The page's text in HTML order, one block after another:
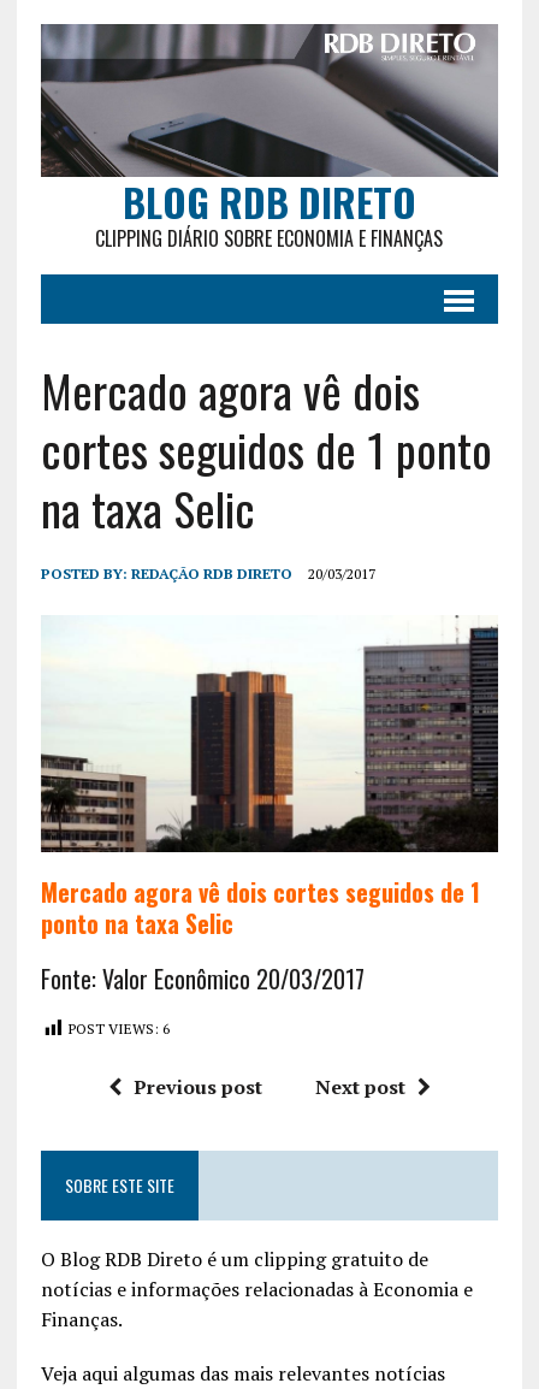
BLOG RDB DIRETO
CLIPPING DIÁRIO SOBRE ECONOMIA E FINANÇAS
Mercado agora vê dois
cortes seguidos de 1 ponto
na taxa Selic
POSTED BY: REDAÇÃO RDB DIRETO 20/03/2017
Mercado agora vê dois cortes seguidos de 1
ponto na taxa Selic
Fonte: Valor Econômico 20/03/2017
POST VIEWS: 6
Previous post Next post
SOBRE ESTE SITE
O Blog RDB Direto é um clipping gratuito de
notícias e informações relacionadas à Economia e
Finanças.
Veja aqui algumas das mais relevantes notícias